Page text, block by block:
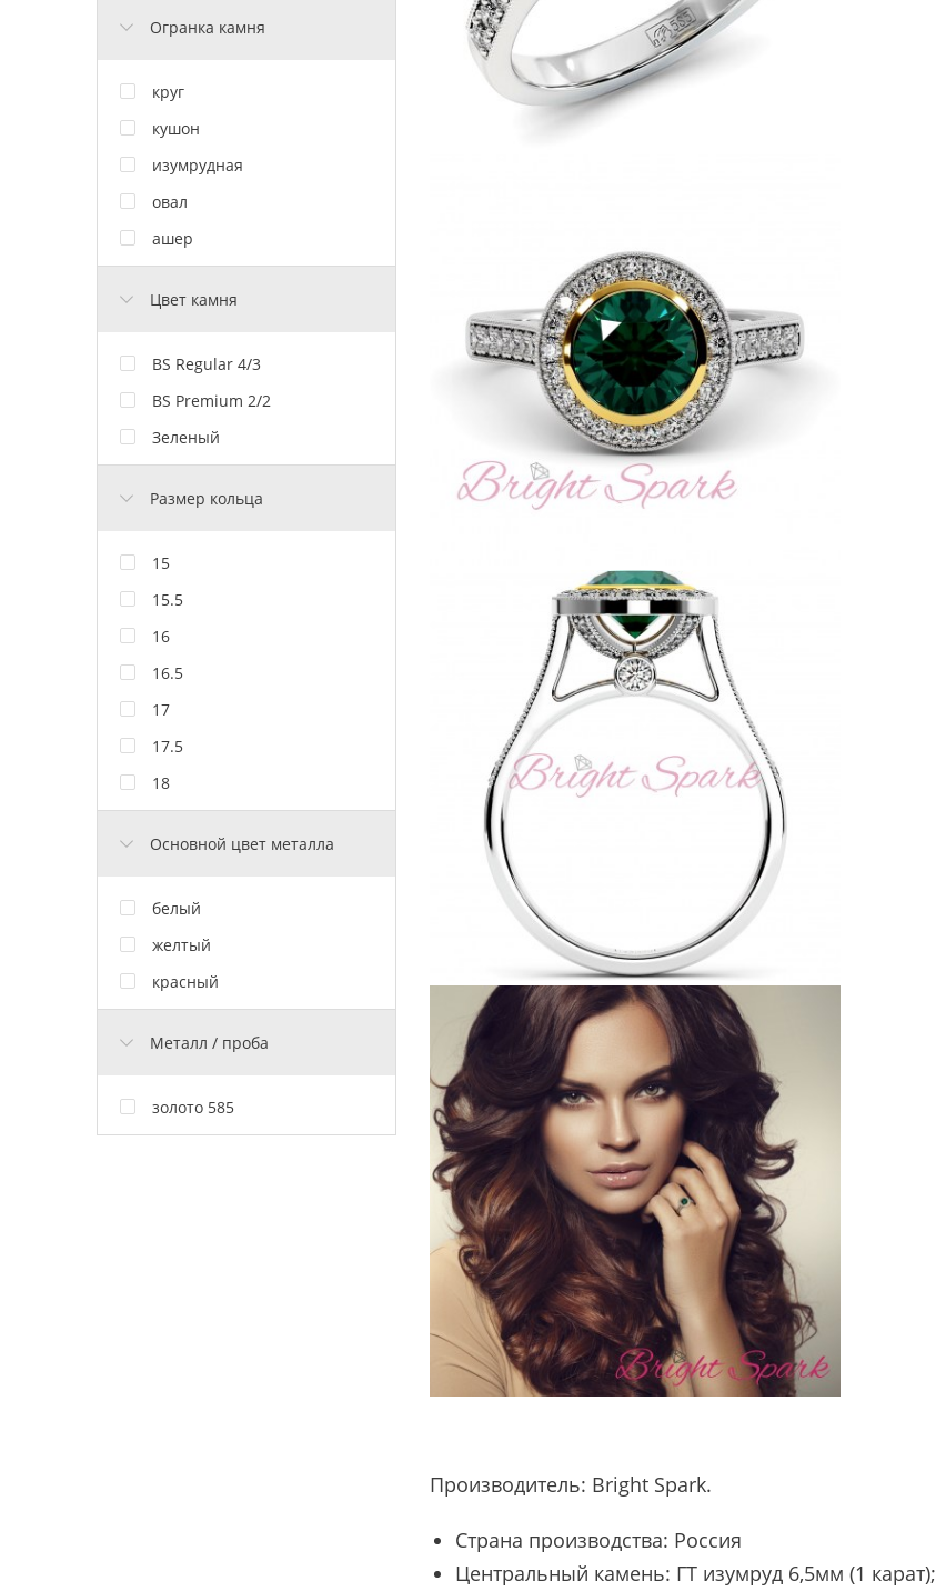
Огранка камня
круг
кушон
изумрудная
овал
ашер
Цвет камня
BS Regular 4/3
BS Premium 2/2
Зеленый
Размер кольца
15
15.5
16
16.5
17
17.5
18
Основной цвет металла
белый
желтый
красный
Металл / проба
золото 585
Производитель: Bright Spark.
Страна производства: Россия
Центральный камень: ГТ изумруд 6,5мм (1 карат);